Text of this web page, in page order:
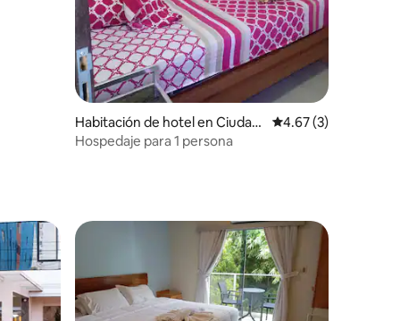
Habitación de hotel en Ciudad
del Este
Calificación
4.67 (3)
Hospedaje para 1 persona